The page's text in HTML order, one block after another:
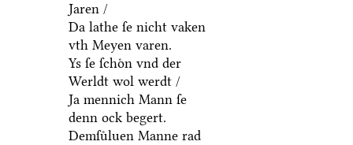
Jaren /
Da lathe ſe nicht vaken
vth Meyen varen.
Ys ſe ſchoͤn vnd der
Werldt wol werdt /
Ja mennich Mann ſe
denn ock begert.
Demſuͤluen Manne rad